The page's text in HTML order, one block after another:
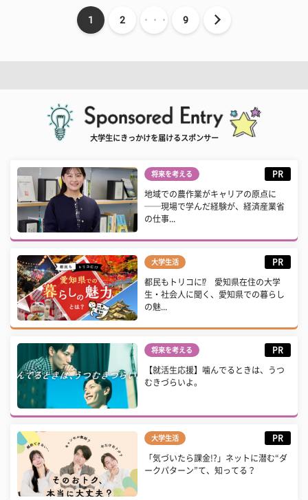
1 2 ・・・ 9
大学生にきっかけを届けるスポンサー
将来を考える PR
地域での農作業がキャリアの原点に
──現場で学んだ経験が、経済産業省
の仕事...
大学生活 PR
都民もトリコに⁉ 愛知県在住の大学
生・社会人に聞く、愛知県での暮らし
の魅...
将来を考える PR
【就活生応援】噛んでるときは、うつ
むきづらいよ。
大学生活 PR
「気づいたら課金!?」ネットに潜む“ダ
ークパターン”て、知ってる？